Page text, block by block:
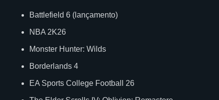
Battlefield 6 (lançamento)
NBA 2K26
Monster Hunter: Wilds
Borderlands 4
EA Sports College Football 26